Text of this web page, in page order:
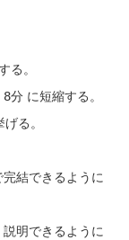
る。
8分 に短縮する。
げる。
結できるように
明できるように